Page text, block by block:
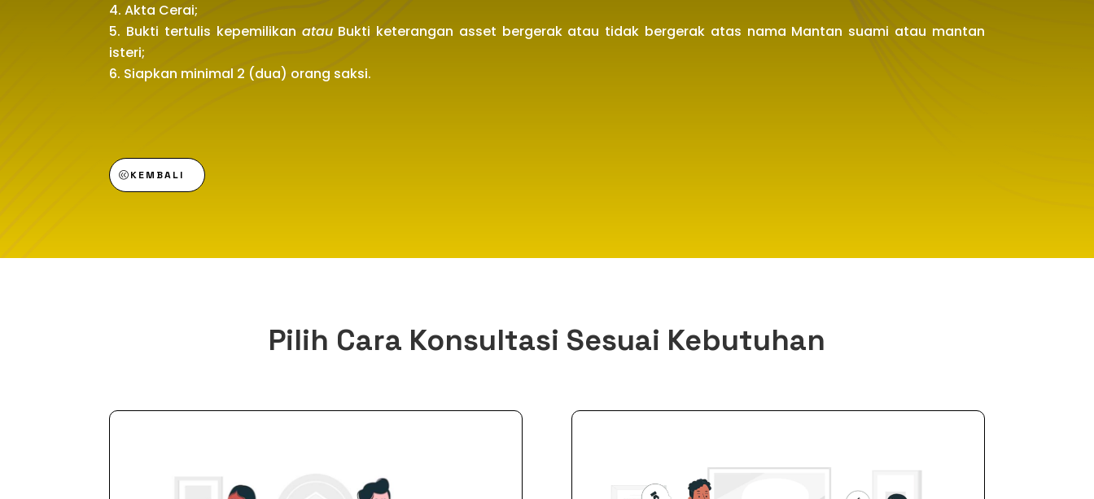
Akta Cerai;
Bukti tertulis kepemilikan atau Bukti keterangan asset bergerak atau tidak bergerak atas nama Mantan suami atau mantan
isteri;
Siapkan minimal 2 (dua) orang saksi.
KEMBALI
Pilih Cara Konsultasi Sesuai Kebutuhan